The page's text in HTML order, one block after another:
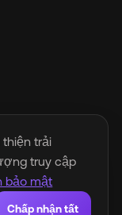
dịch vụ
nhạc AIDMCA
trải
truy cập
bảo mật
Chấp nhận tất